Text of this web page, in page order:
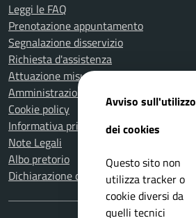
Leggi le FAQ
Prenotazione appuntamento
Segnalazione disservizio
Richiesta d'assistenza
Attuazione misure PNRR
Amministrazione trasparente
Cookie policy
Informativa privacy
Note Legali
Albo pretorio
Dichiarazione di accessibilità
Avviso sull'utilizzo
dei cookies
Questo sito non
utilizza tracker o
cookie diversi da
quelli tecnici